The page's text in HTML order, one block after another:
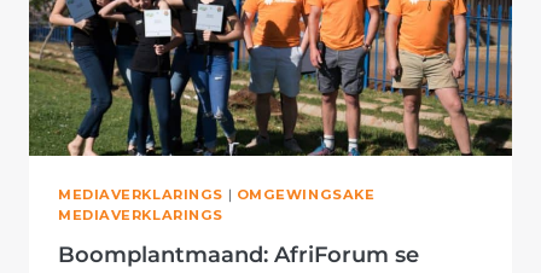
MEDIAVERKLARINGS | OMGEWINGSAKE
MEDIAVERKLARINGS
Boomplantmaand: AfriForum se